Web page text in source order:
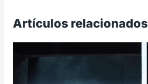
Artículos relacionados